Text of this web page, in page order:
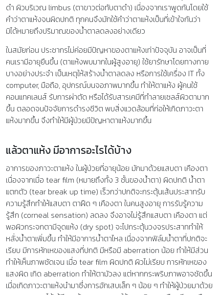
ดำ ผิวบริเวณ limbus (ตาขาวต่อทับตาดำ) เนื่องจากเราพูดกันโดยใช้
คำว่าตาแห้งจนผิดปกติ ทุกคนจึงมักใช้คำว่าตาแห้งเป็นที่เข้าใจกันว่า
มิได้หมายถึงปริมาณของน้ำตาลดลงอย่างเดียว
ในสมัยก่อน ประชากรไม่ค่อยมีปัญหาของตาแห้งเท่าปัจจุบัน อาจเป็นที่
คนเรามีอายุยืนขึ้น (ตาแห้งพบมากในผู้สูงอายุ) ใช้ยารักษาโดยทางกาย
บางอย่างประจำ เป็นเหตุให้สร้างน้ำตาลดลง หรือการใช้เครื่อง IT ทั้ง
computer, มือถือ, อุปกรณ์บนจอภาพมากขึ้น ทำให้ตาแห้ง ผู้คนใช้
คอนแทคเลนส์ รับการผ่าตัด หรือได้รับสารเคมีที่ทำลายเซลส์ผิวตามาก
ขึ้น ตลอดจนปัจจัยการดำรงชีวิต พบสิ่งแวดล้อมที่ก่อให้เกิดภาวะตา
แห้งมากขึ้น จึงทำให้มีผู้ป่วยมีปัญหาตาแห้งมากขึ้น
แล้วตาแห้ง มีอาการอะไรได้บ้าง
อาการของภาวะตาแห้ง ในผู้ป่วยที่อายุน้อย มักมาด้วยแสบตา เคืองตา
เนื่องจากเมื่อ tear film (หมายถึงทั้ง 3 ชั้นของน้ำตา) ผิดปกติ น้ำตา
แตกตัว (tear break up time) เร็วกว่าปกติจะกระตุ้นเส้นประสาทรับ
ความรู้สึกทำให้แสบตา ตาฝืด ๆ เคืองตา ในคนสูงอายุ การรับรู้ความ
รู้สึก (corneal sensation) ลดลง จึงอาจไม่รู้สึกแสบตา เคืองตา แต่
พอผิวกระจกตามีจุดแห้ง (dry spot) จะไปกระตุ้นวงจรประสาททำให้
หลั่งน้ำตาเพิ่มขึ้น ทำให้มีอาการน้ำตาไหล เนื่องจากฟิล์มน้ำตาที่ปกติจะ
เรียบ มีการหักเหของแสงที่ปกติ มีหรือมี aberration น้อย ทำให้มีส่วน
ทำให้เห็นภาพชัดเจน เมื่อ tear film ผิดปกติ ผิวไม่เรียบ การหักเหของ
แสงผิด เกิด aberration ทำให้ตามัวลง แต่หากกระพริบภาพอาจชัดขึ้น
เมื่อเกิดภาวะตาแห้งนำมาซึ่งการอักเสบเล็ก ๆ น้อย ๆ ทำให้ผู้ป่วยมาด้วย